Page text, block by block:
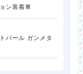
ン装着車
パール ガンメタ